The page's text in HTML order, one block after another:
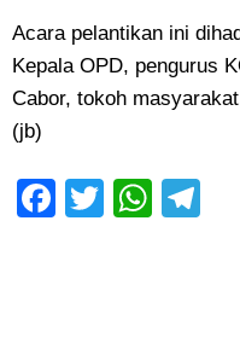
Acara pelantikan ini
Kepala OPD, pengurus
Cabor, tokoh
(jb)
Facebook
Twitter